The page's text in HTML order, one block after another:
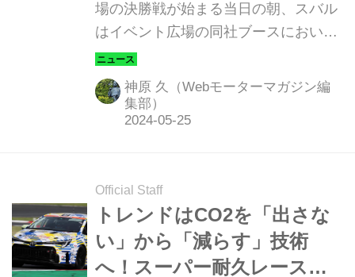
×AWDのニューマシンは、
スバルの「本気」を感じさ
せた【スタッフブログ】
場の決勝戦が始まる当日の朝、スバル
はイベント広場の同社ブースにおい
て、ST-Qクラスに投入される新型マシ
ンをお披露目しました。カーボンニュ
ートラルフューエルに対応しながら、
より「スバルらしさ」を強く感じさせ
を、さらに広げてくれるかもしれませ
ん。
神原 久（Webモーターマガジン編
集部）
Official Staff
トレンドはCO2を「出さな
い」から「減らす」技術
へ！スーパー耐久レースで